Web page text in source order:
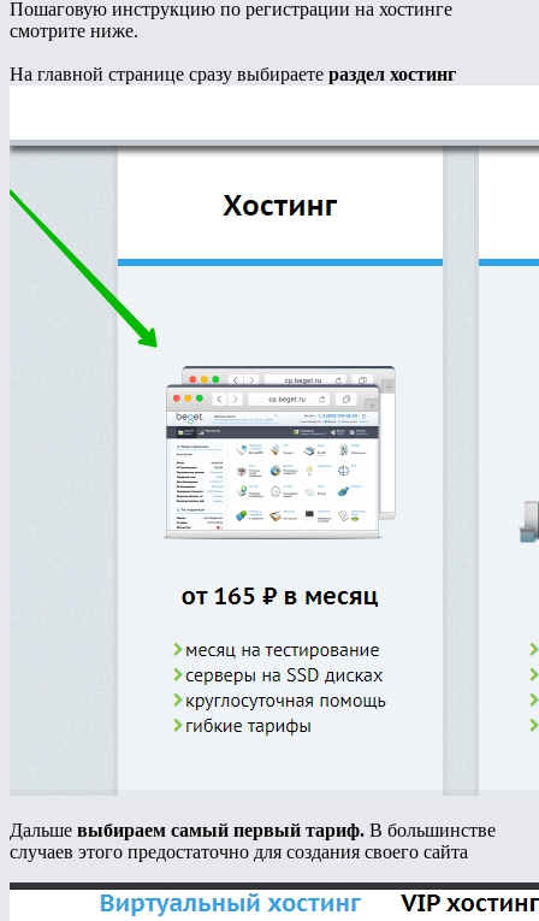
Пошаговую инструкцию по регистрации на хостинге
смотрите ниже.
На главной странице сразу выбираете раздел хостинг
Дальше выбираем самый первый тариф. В большинстве
случаев этого предостаточно для создания своего сайта